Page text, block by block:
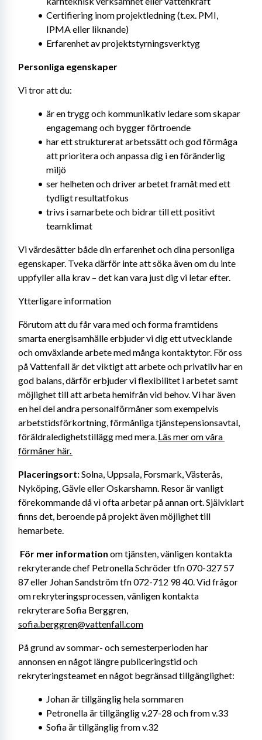
Certifiering inom projektledning (t.ex. PMI,
IPMA eller liknande)
Erfarenhet av projektstyrningsverktyg
Personliga egenskaper
Vi tror att du:
är en trygg och kommunikativ ledare som skapar
engagemang och bygger förtroende
har ett strukturerat arbetssätt och god förmåga
att prioritera och anpassa dig i en föränderlig
miljö
ser helheten och driver arbetet framåt med ett
tydligt resultatfokus
trivs i samarbete och bidrar till ett positivt
teamklimat
Vi värdesätter både din erfarenhet och dina personliga
egenskaper. Tveka därför inte att söka även om du inte
uppfyller alla krav – det kan vara just dig vi letar efter.
Ytterligare information
Förutom att du får vara med och forma framtidens
smarta energisamhälle erbjuder vi dig ett utvecklande
och omväxlande arbete med många kontaktytor. För oss
på Vattenfall är det viktigt att arbete och privatliv har en
god balans, därför erbjuder vi flexibilitet i arbetet samt
möjlighet till att arbeta hemifrån vid behov. Vi har även
en hel del andra personalförmåner som exempelvis
arbetstidsförkortning, förmånliga tjänstepensionsavtal,
föräldraledighetstillägg med mera. Läs mer om våra
förmåner här.
Placeringsort: Solna, Uppsala, Forsmark, Västerås,
Nyköping, Gävle eller Oskarshamn. Resor är vanligt
förekommande då vi ofta arbetar på annan ort. Självklart
finns det, beroende på projekt även möjlighet till
hemarbete.
För mer information om tjänsten, vänligen kontakta
rekryterande chef Petronella Schröder tfn 070-327 57
87 eller Johan Sandström tfn 072-712 98 40. Vid frågor
om rekryteringsprocessen, vänligen kontakta
sofia.berggren@vattenfall.com
På grund av sommar- och semesterperioden har
annonsen en något längre publiceringstid och
rekryteringsteamet en något begränsad tillgänglighet:
Johan är tillgänglig hela sommaren
Petronella är tillgänglig v.27-28 och from v.33
Sofia är tillgänglig from v.32